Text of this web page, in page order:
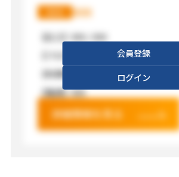
XXX XXX
【広さ】
XXX / XXX
【フロア】
【利用料金】
【電源】XXX
詳細情報を見る
会員登録
ログイン